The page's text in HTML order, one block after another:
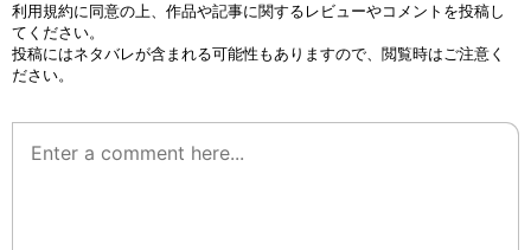
利用規約に同意の上、作品や記事に関するレビューやコメントを投稿し
てください。
投稿にはネタバレが含まれる可能性もありますので、閲覧時はご注意く
ださい。